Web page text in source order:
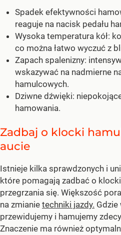
Spadek efektywności
reaguje na nacisk pedału
Wysoka temperatura kół:
co można łatwo wyczuć z
Zapach spalenizny:
wskazywać na nadmierne
hamulcowych.
Dziwne dźwięki:
hamowania.
Zadbaj o klocki
aucie
Istnieje kilka sprawdzonych i
które pomagają zadbać o
przegrzania się. Większość
na zmianie techniki jazdy. Gdzie
przewidujemy i hamujemy
Znaczenie ma również